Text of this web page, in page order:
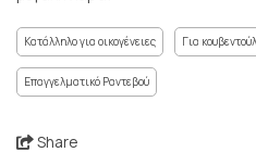
Κατάλληλο για οικογένειες Για
Επαγγελματικό Ραντεβού
Share